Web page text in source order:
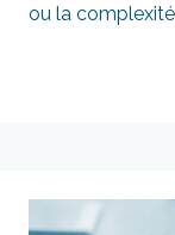
ou la complexité